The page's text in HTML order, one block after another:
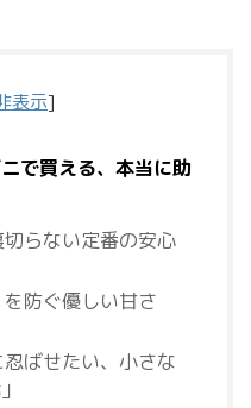
表示]
で買える、本当に助
らない定番の安心
防ぐ優しい甘さ
ばせたい、小さな